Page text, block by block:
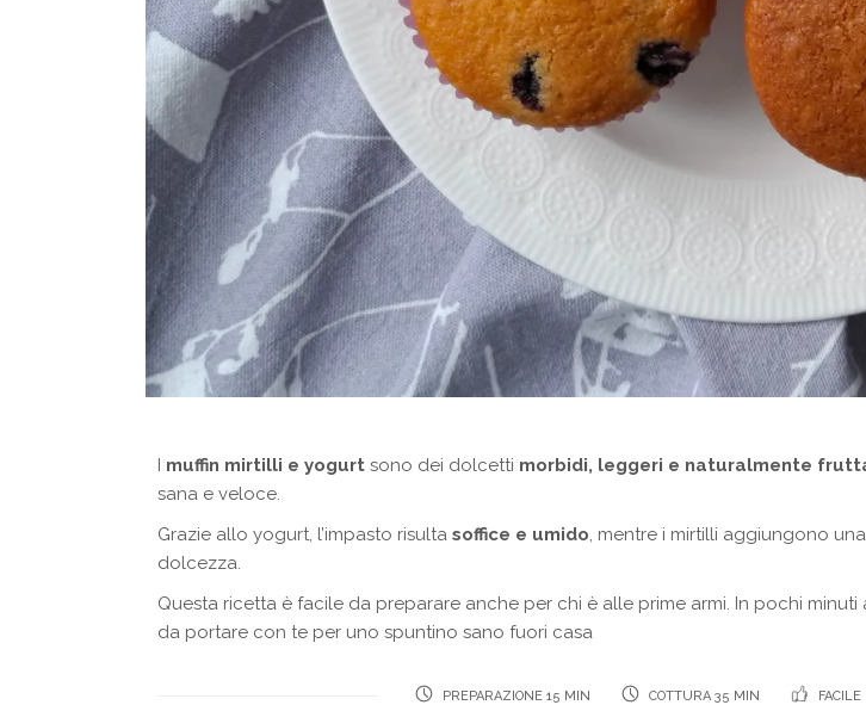
I muffin mirtilli e yogurt sono dei dolcetti morbidi, leggeri e naturalmente
sana e veloce.
Grazie allo yogurt, l’impasto risulta soffice e umido, mentre i mirtilli aggiungono
dolcezza.
Questa ricetta è facile da preparare anche per chi è alle prime armi. In pochi minuti
da portare con te per uno spuntino sano fuori casa
PREPARAZIONE 15 MIN COTTURA 35 MIN FACILE